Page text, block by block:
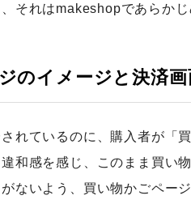
それはmakeshopであらか
のイメージと決済
れているのに、購入者が「
和感を感じ、このまま買い
ないよう、買い物かごペー